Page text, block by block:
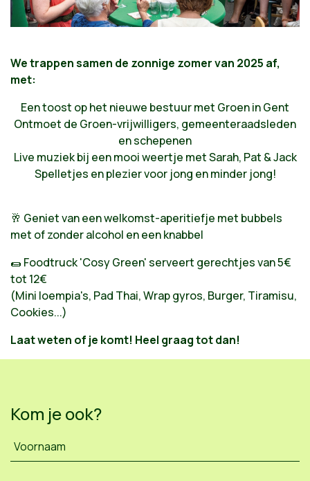
We trappen samen de zonnige zomer van 2025 af,
met:
Een toost op het nieuwe bestuur met Groen in Gent
Ontmoet de Groen-vrijwilligers, gemeenteraadsleden
en schepenen
Live muziek bij een mooi weertje met Sarah, Pat & Jack
Spelletjes en plezier voor jong en minder jong!
🥂 Geniet vaneen welkomst-aperitiefje met bubbels
met of zonder alcohol en een knabbel
🌯 Foodtruck 'Cosy Green' serveert gerechtjes van 5€
tot 12€
(Mini loempia's, Pad Thai, Wrap gyros, Burger, Tiramisu,
Cookies...)
Laat weten of je komt! Heel graag tot dan!
Kom je ook?
Voornaam